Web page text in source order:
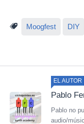
Moogfest DIY
EL AUTOR
Pablo
Pablo no
audio/